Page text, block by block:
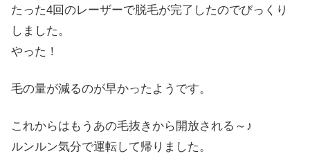
たった4回のレーザーで脱毛が完了したのでびっくり
しました。
やった！
毛の量が減るのが早かったようです。
これからはもうあの毛抜きから開放される～♪
ルンルン気分で運転して帰りました。